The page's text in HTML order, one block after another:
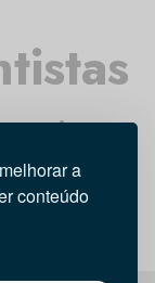
a
conteúdo
Tecnologia